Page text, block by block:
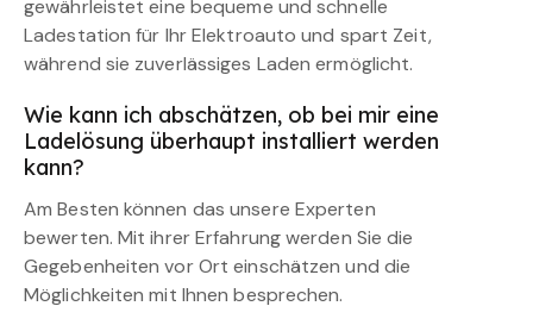
gewährleistet eine bequeme und schnelle
Ladestation für Ihr Elektroauto und spart Zeit,
während sie zuverlässiges Laden ermöglicht.
Wie kann ich abschätzen, ob bei mir eine
Ladelösung überhaupt installiert werden
kann?
Am Besten können das unsere Experten
bewerten. Mit ihrer Erfahrung werden Sie die
Gegebenheiten vor Ort einschätzen und die
Möglichkeiten mit Ihnen besprechen.